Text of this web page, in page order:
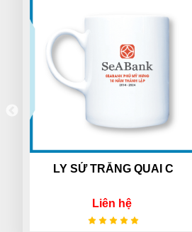
LY SỨ TRẮNG QUAI C
Liên hệ